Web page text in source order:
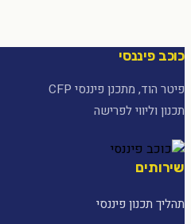
כוכב פיננסי
פיטר הוד, מתכנן פיננסי CFP
תכנון וליווי לפרישה
שירותים
תהליך תכנון פיננסי